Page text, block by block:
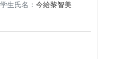
生氏名： 今給黎智美